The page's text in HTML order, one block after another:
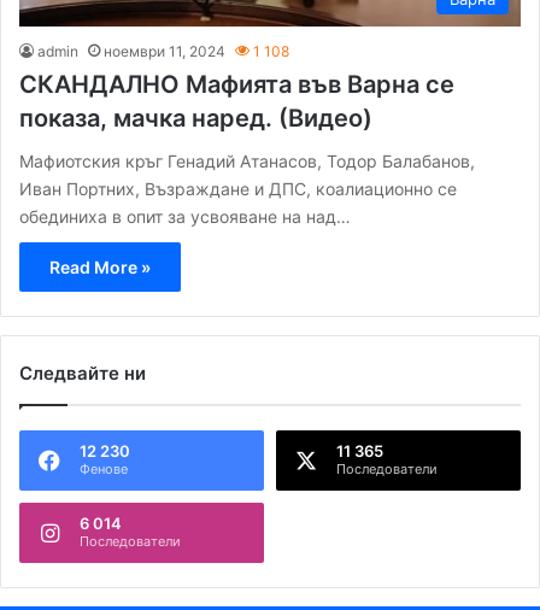
admin ноември 11, 2024 1 108
СКАНДАЛНО Мафията във Варна се
показа, мачка наред. (Видео)
Мафиотския кръг Генадий Атанасов, Тодор Балабанов,
Иван Портних, Възраждане и ДПС, коалиационно се
обединиха в опит за усвояване на над…
Read More »
Следвайте ни
12 230
Фенове
11 365
Последователи
6 014
Последователи